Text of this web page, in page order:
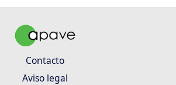
Contacto
Aviso legal